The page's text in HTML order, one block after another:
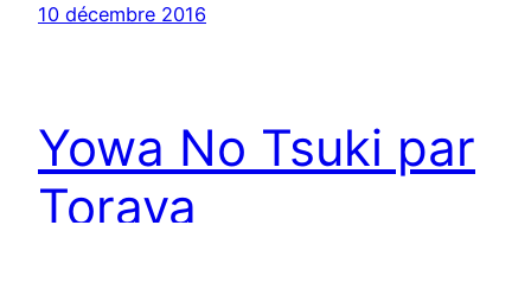
10 décembre 2016
Yowa No Tsuki par
Toraya